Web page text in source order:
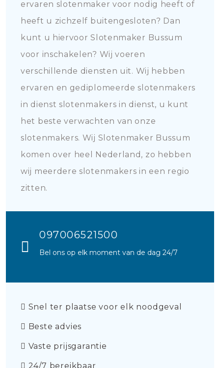
ervaren slotenmaker voor nodig heeft of
heeft u zichzelf buitengesloten? Dan
kunt u hiervoor Slotenmaker Bussum
voor inschakelen? Wij voeren
verschillende diensten uit. Wij hebben
ervaren en gediplomeerde slotenmakers
in dienst slotenmakers in dienst, u kunt
het beste verwachten van onze
slotenmakers. Wij Slotenmaker Bussum
komen over heel Nederland, zo hebben
wij meerdere slotenmakers in een regio
zitten.
097006521500
Bel ons op elk moment van de dag 24/7
Snel ter plaatse voor elk noodgeval
Beste advies
Vaste prijsgarantie
24/7 bereikbaar